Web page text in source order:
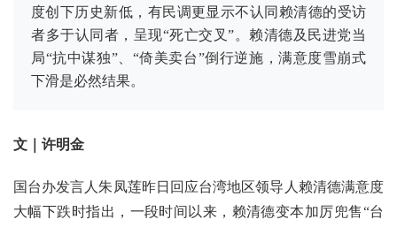
度创下历史新低，有民调更显示不认同赖清德的受访
者多于认同者，呈现“死亡交叉”。赖清德及民进党当
局“抗中谋独”、“倚美卖台”倒行逆施，满意度雪崩式
下滑是必然结果。
文｜许明金
国台办发言人朱凤莲昨日回应台湾地区领导人赖清德满意度
大幅下跌时指出，一段时间以来，赖清德变本加厉兜售“台